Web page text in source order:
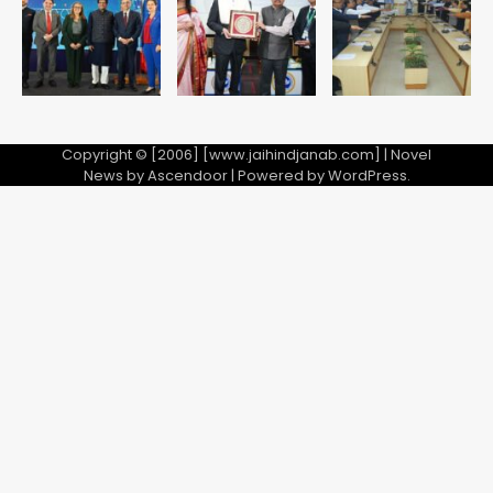
Copyright © [2006] [www.jaihindjanab.com] | Novel
News byAscendoor| Powered byWordPress.